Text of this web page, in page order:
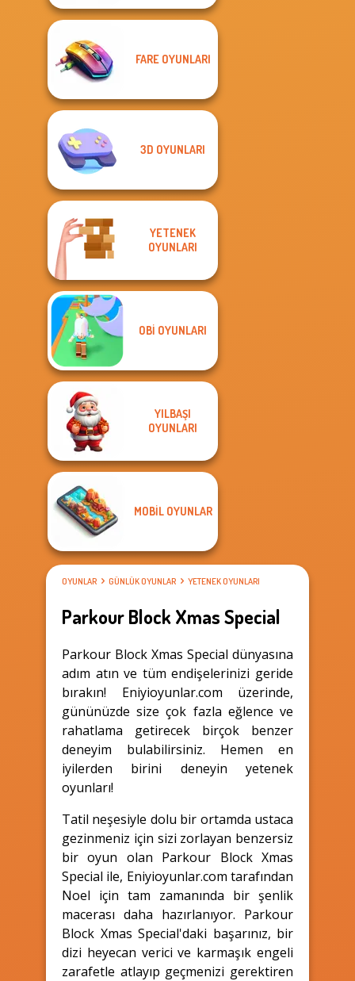
FARE OYUNLARI
3D OYUNLARI
YETENEK
OYUNLARI
OBI OYUNLARI
YILBAŞI
OYUNLARI
MOBIL OYUNLAR
OYUNLAR GÜNLÜK OYUNLAR YETENEK OYUNLARI
Parkour Block Xmas Special
Parkour Block Xmas Special dünyasına
adım atın ve tüm endişelerinizi geride
bırakın! Eniyioyunlar.com üzerinde,
gününüzde size çok fazla eğlence ve
rahatlama getirecek birçok benzer
deneyim bulabilirsiniz. Hemen en
iyilerden birini deneyin yetenek
oyunları!
Tatil neşesiyle dolu bir ortamda ustaca
gezinmeniz için sizi zorlayan benzersiz
bir oyun olan Parkour Block Xmas
Special ile, Eniyioyunlar.com tarafından
Noel için tam zamanında bir şenlik
macerası daha hazırlanıyor. Parkour
Block Xmas Special'daki başarınız, bir
dizi heyecan verici ve karmaşık engeli
zarafetle atlayıp geçmenizi gerektiren